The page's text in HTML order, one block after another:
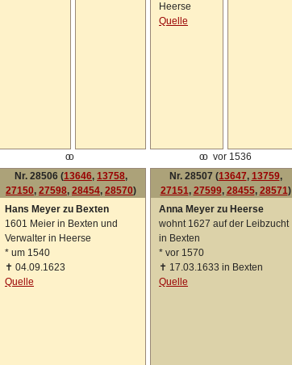
Heerse
Quelle
oo oo vor 1536
Nr. 28506 (13646, 13758,
27150, 27598, 28454, 28570)
Hans Meyer zu Bexten
1601 Meier in Bexten und
Verwalter in Heerse
* um 1540
✝ 04.09.1623
Quelle
Nr. 28507 (13647, 13759,
27151, 27599, 28455, 28571)
Anna Meyer zu Heerse
wohnt 1627 auf der Leibzucht
in Bexten
* vor 1570
✝ 17.03.1633 in Bexten
Quelle